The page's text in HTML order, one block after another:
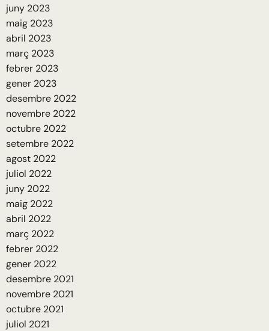
juny 2023
maig 2023
abril 2023
març 2023
febrer 2023
gener 2023
desembre 2022
novembre 2022
octubre 2022
setembre 2022
agost 2022
juliol 2022
juny 2022
maig 2022
abril 2022
març 2022
febrer 2022
gener 2022
desembre 2021
novembre 2021
octubre 2021
juliol 2021